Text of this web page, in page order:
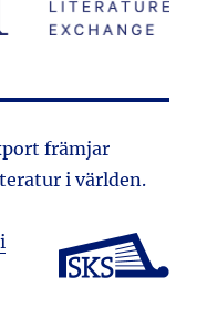
främjar
i världen.